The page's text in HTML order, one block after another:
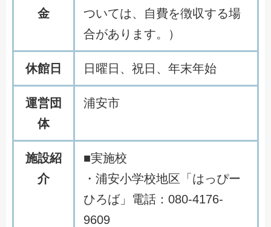
金
ついては、自費を徴収する場
合があります。）
休館日 日曜日、祝日、年末年始
運営団
体
浦安市
施設紹
介
■実施校
・浦安小学校地区「はっぴー
ひろば」電話：080-4176-
9609